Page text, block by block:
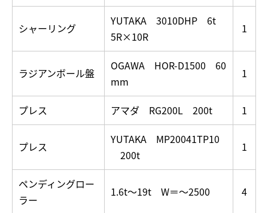
シャーリング
YUTAKA 3010DHP 6t
5R×10R
1
ラジアンボール盤
OGAWA HOR-D1500 60
mm
1
プレス アマダ RG200L 200t 1
プレス
YUTAKA MP20041TP10
200t
1
ペンディングロー
ラー
1.6t～19t W＝～2500 4